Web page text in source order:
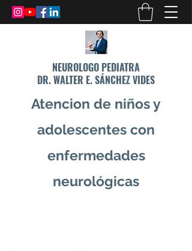
NEUROLOGO PEDIATRA
DR. WALTER E. SÁNCHEZ VIDES
Atencion de niños y
adolescentes con
enfermedades
neurológicas